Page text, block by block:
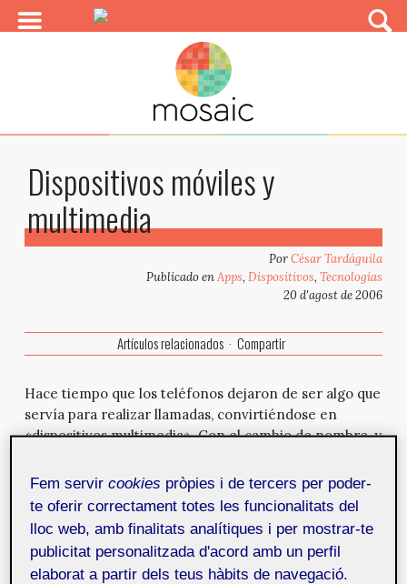
Dispositivos móviles y
multimedia
PorCésar Tardáguila
Publicado enApps,Dispositivos,Tecnologías
20 d'agost de 2006
Artículos relacionados Compartir
Hace tiempo que los teléfonos dejaron de ser algo que
servía para realizar llamadas, convirtiéndose en
«dispositivos multimedia». Con el cambio de nombre, y
tecnológicas y de negocio. En este documento se
explora el estado actual de implantación de los
dispositivos multimedia, algunos patrones de uso, y las
oportunidades y retos que presenta el mercado
asociado.
Fem servircookies pròpies i de tercers per poder-
te oferir correctament totes les funcionalitats del
lloc web, amb finalitats analítiques i per mostrar-te
publicitat personalitzada d'acord amb un perfil
elaborat a partir dels teus hàbits de navegació.